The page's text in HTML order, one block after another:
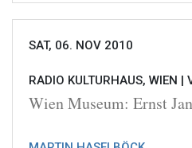
SAT, 06. NOV 2010
RADIO KULTURHAUS, WIEN |
Wien Museum: Ernst